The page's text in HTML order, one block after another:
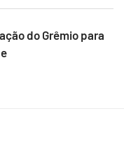
do Grêmio para